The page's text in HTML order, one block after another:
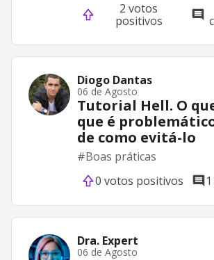
2 votos
positivos
Diogo Dantas
06 de Agosto
Tutorial Hell. O
que é
de como evitá-lo
#Boas práticas
0 votos positivos
Dra. Expert
06 de Agosto